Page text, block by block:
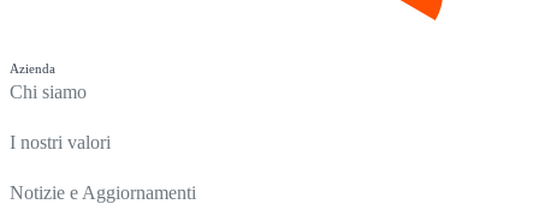
Azienda
Chi siamo
I nostri valori
Notizie e Aggiornamenti